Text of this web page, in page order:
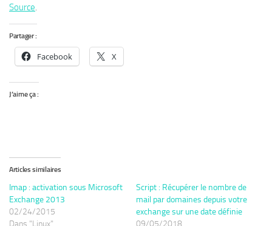
Source.
Partager :
Facebook X
J’aime ça :
Articles similaires
Imap : activation sous Microsoft
Exchange 2013
02/24/2015
Dans "Linux"
Script : Récupérer le nombre de
mail par domaines depuis votre
exchange sur une date définie
09/05/2018